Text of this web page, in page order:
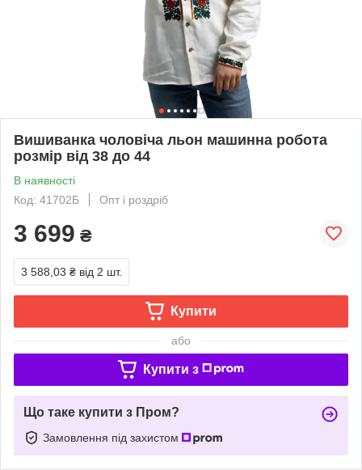
Вишиванка чоловіча льон машинна робота
розмір від 38 до 44
В наявності
Код: 41702Б
Опт і роздріб
3 699 ₴
3 588,03 ₴ від 2 шт.
Купити
або
Купити з
Що таке купити з Пром?
Замовлення під захистом